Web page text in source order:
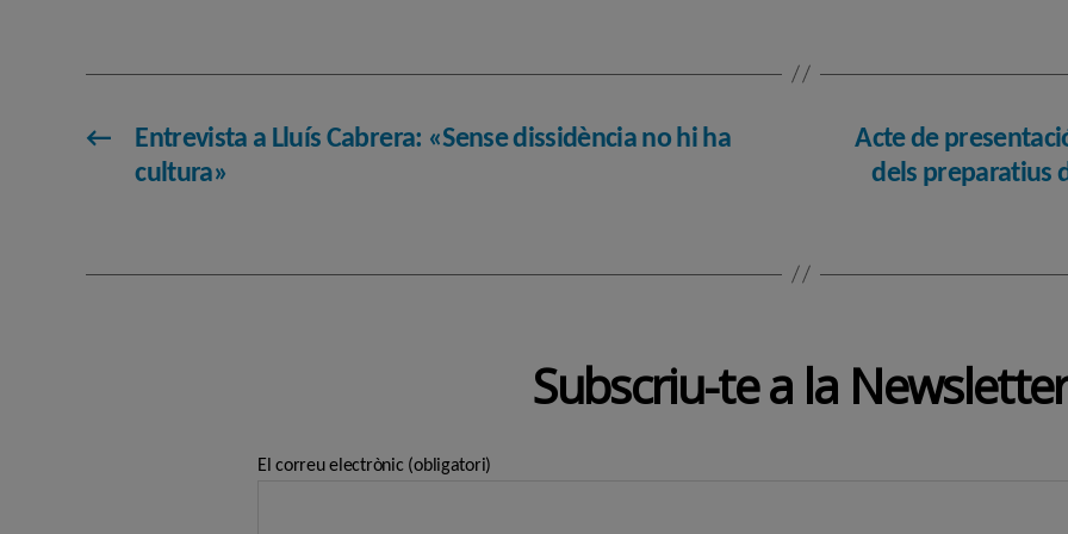
←
Entrevista a Lluís Cabrera: «Sense dissidència no hi ha
cultura»
Acte de
dels preparatius
Subscriu-te a la
El correu electrònic (obligatori)